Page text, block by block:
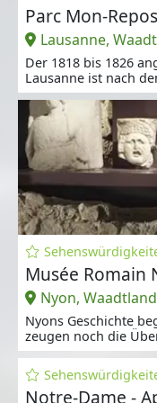
Parc Mon-Repos
Lausanne,
Der 1818 bis 1826
Lausanne ist nach
Musée Romain
Nyon, Waadtland
Nyons Geschichte
zeugen noch die
Notre-Dame -